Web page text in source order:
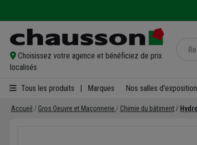
Choisissez votre agence et bénéficiez de prix
localisés
Tous les produits Marques Nos salles d'exposition
Accueil Gros Oeuvre et Maçonnerie Chimie du bâtiment